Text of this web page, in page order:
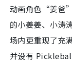
动画角色“姜爸
的小姜姜、小涛
场内更重现了充
并设有